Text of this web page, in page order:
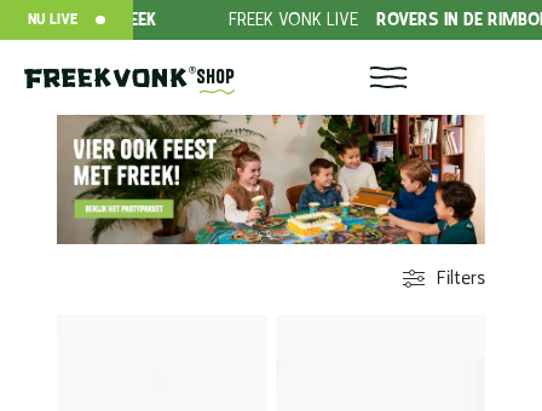
FREEK VONK LIVE ROVERS IN DE RIMBOE!
NU LIVE
Shop
Filters